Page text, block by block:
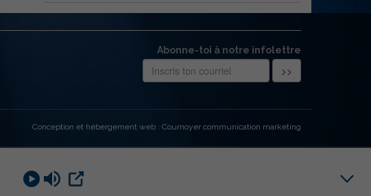
Abonne-toi à notre infolettre
Conception et hébergement web : Cournoyer communication marketing